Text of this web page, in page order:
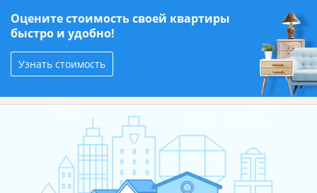
Оцените стоимость своей квартиры
быстро и удобно!
Узнать стоимость